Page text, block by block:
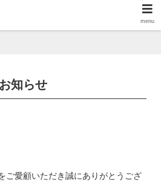
知らせ
ご愛顧いただき誠にありがとうござ
menu